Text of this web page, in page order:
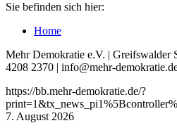
Sie befinden sich hier:
Home
Mehr Demokratie e.V. | Greifswalder
4208 2370 | info@mehr-
https://bb.mehr-demokratie.de/?
7. August 2026